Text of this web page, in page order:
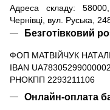
Адреса складу:
Чернівці, вул. Руська,
Безготівковий
ФОП МАТВІЙЧУК
IBAN
РНОКПП 2293211106
Онлайн-оплата